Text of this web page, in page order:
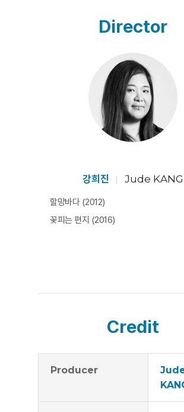
Director
강희진 Jude KANG
할망바다 (2012)
꽃피는 편지 (2016)
Credit
Producer